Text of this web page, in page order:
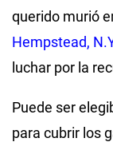
querido murió
Hempstead,
luchar por la
Puede ser
para cubrir los